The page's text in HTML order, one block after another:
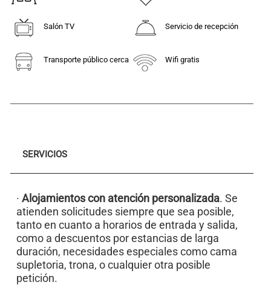
Salón TV Servicio de recepción
Transporte público cerca Wifi gratis
SERVICIOS
· Alojamientos con atención personalizada. Se
atienden solicitudes siempre que sea posible,
tanto en cuanto a horarios de entrada y salida,
como a descuentos por estancias de larga
duración, necesidades especiales como cama
supletoria, trona, o cualquier otra posible
petición.